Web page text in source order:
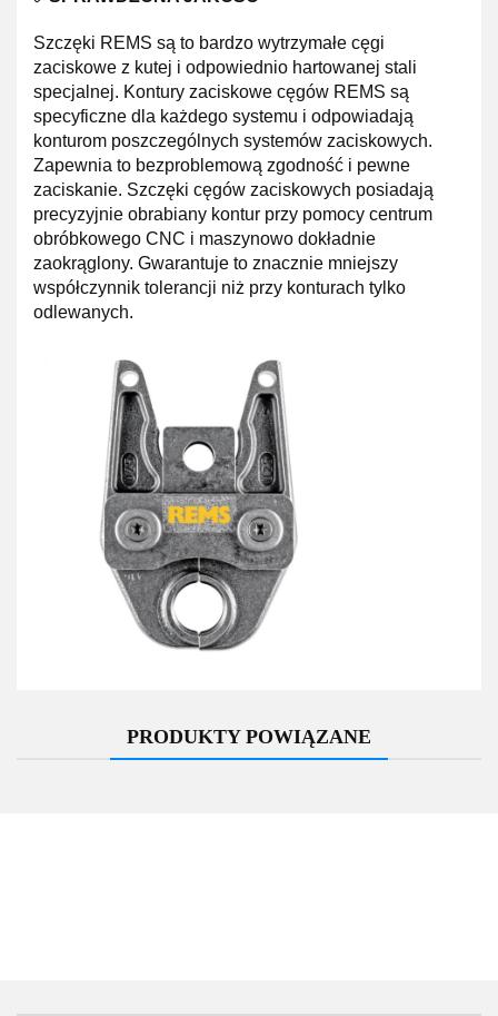
Szczęki REMS są to bardzo wytrzymałe cęgi
zaciskowe z kutej i odpowiednio hartowanej stali
specjalnej. Kontury zaciskowe cęgów REMS są
specyficzne dla każdego systemu i odpowiadają
konturom poszczególnych systemów zaciskowych.
Zapewnia to bezproblemową zgodność i pewne
zaciskanie. Szczęki cęgów zaciskowych posiadają
precyzyjnie obrabiany kontur przy pomocy centrum
obróbkowego CNC i maszynowo dokładnie
zaokrąglony. Gwarantuje to znacznie mniejszy
współczynnik tolerancji niż przy konturach tylko
odlewanych.
PRODUKTY POWIĄZANE